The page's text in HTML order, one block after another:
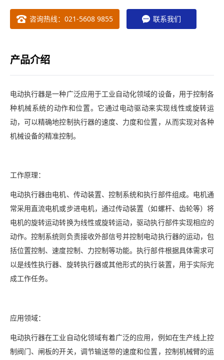
咨询热线：021-5608 9855 联系我们
产品介绍
电动执行器是一种广泛应用于工业自动化领域的设备，用于控制各
种机械系统的动作和位置。它通过电动驱动来实现线性或旋转运
动，可以精确地控制执行器的速度、力度和位置，从而实现对各种
机械设备的精准控制。
工作原理：
电动执行器由电机、传动装置、控制系统和执行部件组成。电机通
常采用直流电机或步进电机，通过传动装置（如螺杆、齿轮等）将
电机的旋转运动转换为线性或旋转运动，驱动执行部件实现相应的
动作。控制系统则负责接收外部信号并控制电动执行器的运动，包
括位置控制、速度控制、力控制等功能。执行部件根据具体需求可
以是线性执行器、旋转执行器或其他形式的执行装置，用于实际完
成工作任务。
应用领域：
电动执行器在工业自动化领域有着广泛的应用，例如在生产线上控
制阀门、闸板的开关，调节输送带的速度和位置，控制机械臂的运